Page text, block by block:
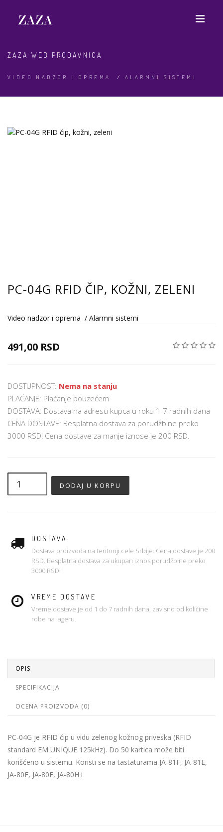
ZAZA WEB PRODAVNICA
VIDEO NADZOR I OPREMA /ALARMNI SISTEMI
PC-04G RFID ČIP, KOŽNI, ZELENI
Video nadzor i oprema / Alarmni sistemi
491,00 RSD
DOSTUPNOST: Nema na stanju
PLAĆANJE: Plaćanje pouzećem
DOSTAVA: Dostava na adresu kupca u roku 1-7 radnih dana
CENA DOSTAVE: Besplatna dostava za porudžbine preko
3000 RSD! Cena dostave za manje iznose je 200 RSD.
DOSTAVA
Dostava proizvoda na teritoriji cele Srbije. Cena dostave je 200
RSD. Besplatna dostava za ukupan iznos porudžbine preko
3000 RSD!
VREME DOSTAVE
Vreme dostave je od 1 do 7 radnih dana, zavisno od količine
robe na lageru.
OPIS
SPECIFIKACIJA
OCENA PROIZVODA (0)
PC-04G je RFID čip u vidu zelenog kožnog priveska (RFID
standard EM UNIQUE 125kHz). Do 50 kartica može biti
korišćeno u sistemu. Koristi se na tastaturama JA-81F, JA-81E,
JA-80F, JA-80E, JA-80H i